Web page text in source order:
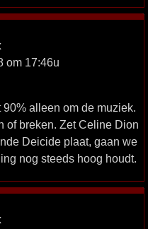
om 17:46u
alleen om de muziek.
of breken. Zet Celine Dion
Deicide plaat, gaan we
nog steeds hoog houdt.